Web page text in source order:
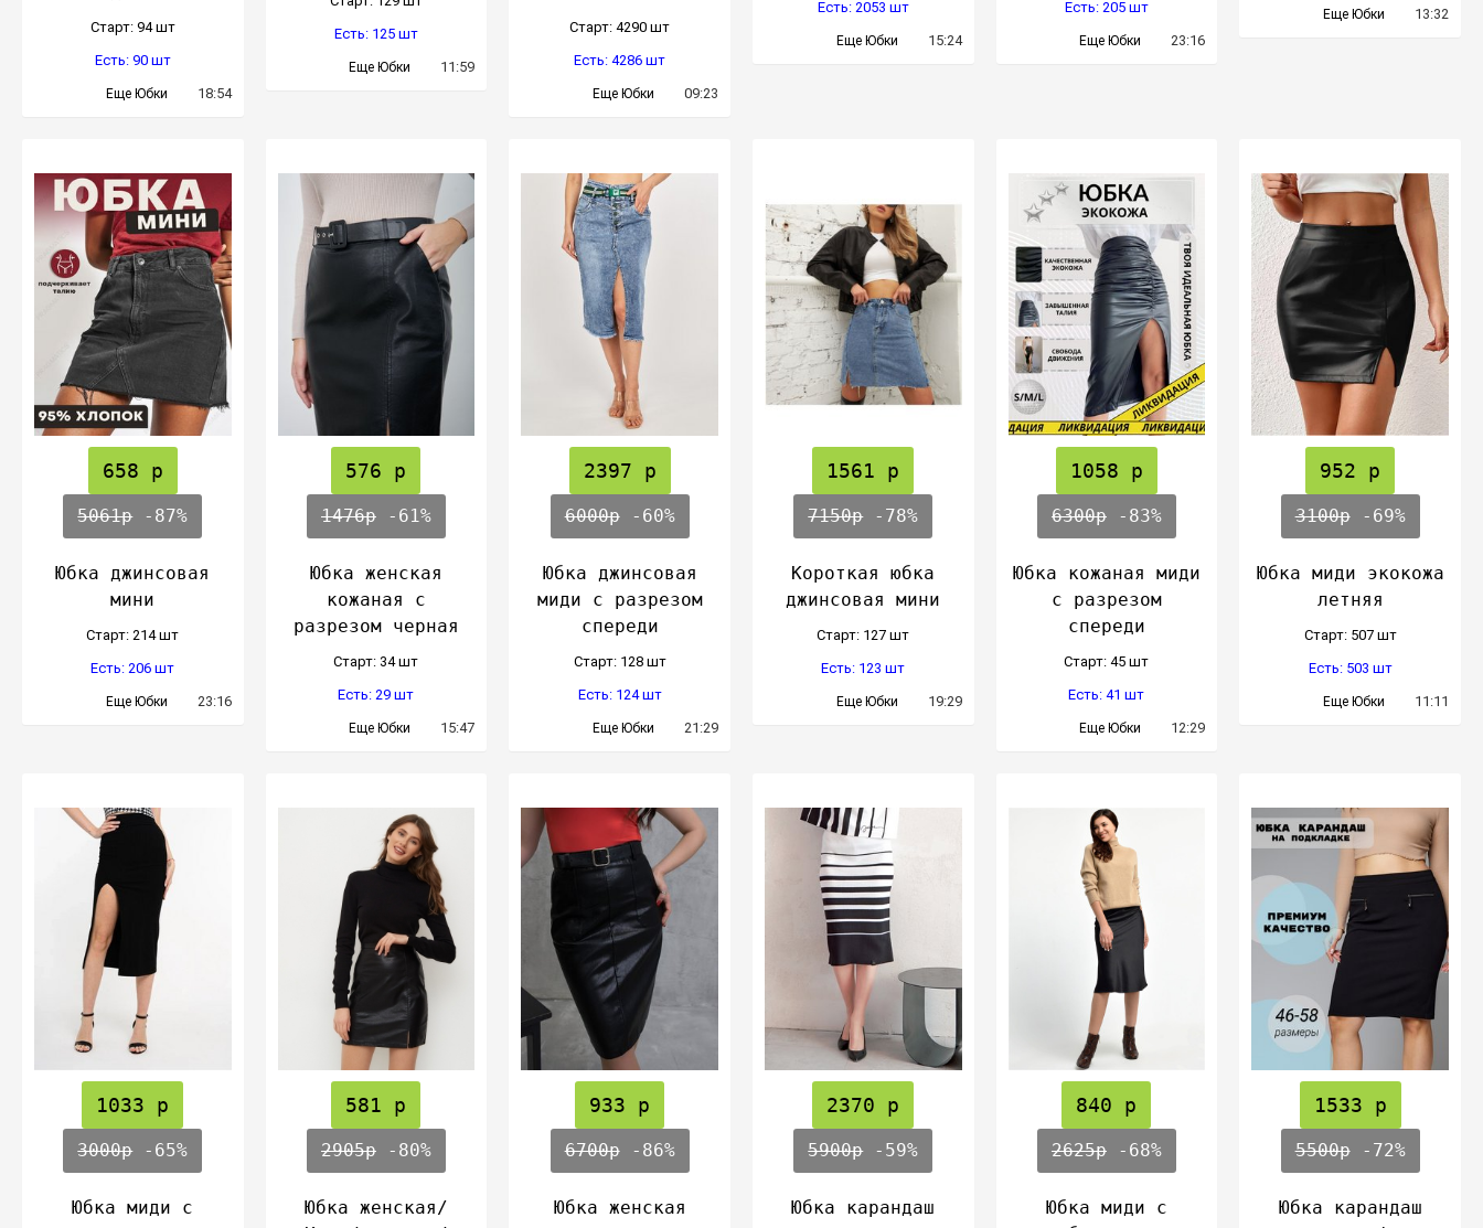
Cтарт: 94 шт
Есть: 90 шт
Еще Юбки 18:54
Есть: 125 шт
Еще Юбки 11:59
Cтарт: 4290 шт
Есть: 4286 шт
Еще Юбки 09:23
Есть: 2053 шт
Еще Юбки 15:24
Есть: 205 шт
Еще Юбки 23:16
Еще Юбки 13:32
658 р
5061р-87%
Юбка джинсовая
мини
Cтарт: 214 шт
Есть: 206 шт
Еще Юбки 23:16
576 р
1476р-61%
Юбка женская
кожаная с
разрезом черная
Cтарт: 34 шт
Есть: 29 шт
Еще Юбки 15:47
2397 р
6000р-60%
Юбка джинсовая
миди с разрезом
спереди
Cтарт: 128 шт
Есть: 124 шт
Еще Юбки 21:29
1561 р
7150р-78%
Короткая юбка
джинсовая мини
Cтарт: 127 шт
Есть: 123 шт
Еще Юбки 19:29
1058 р
6300р-83%
Юбка кожаная миди
с разрезом
спереди
Cтарт: 45 шт
Есть: 41 шт
Еще Юбки 12:29
952 р
3100р-69%
Юбка миди экокожа
летняя
Cтарт: 507 шт
Есть: 503 шт
Еще Юбки 11:11
1033 р
3000р-65%
Юбка миди с
581 р
2905р-80%
Юбка женская/
933 р
6700р-86%
Юбка женская
2370 р
5900р-59%
Юбка карандаш
840 р
2625р-68%
Юбка миди с
1533 р
5500р-72%
Юбка карандаш